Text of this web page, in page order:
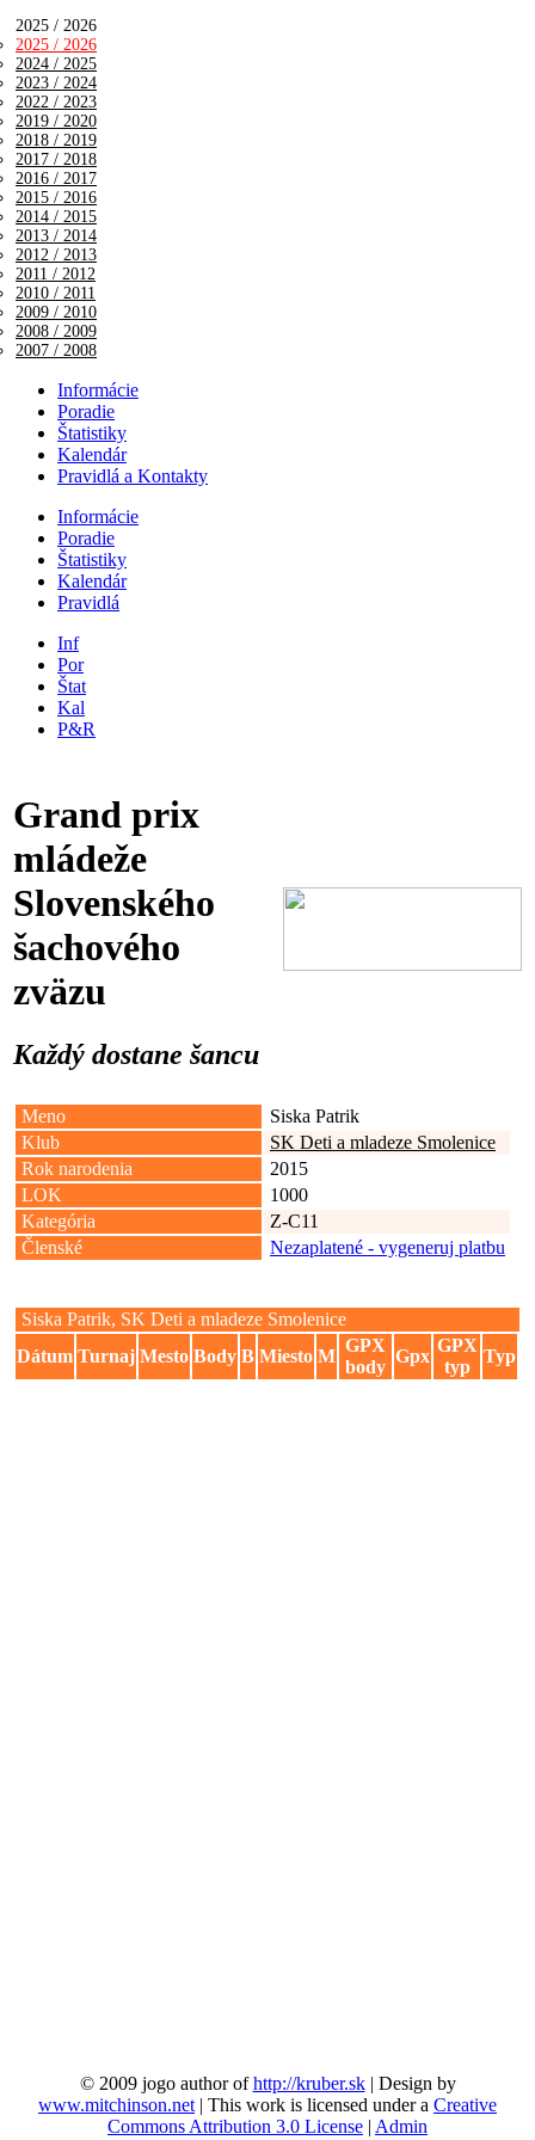
2025 / 2026
2025 / 2026
2024 / 2025
2023 / 2024
2022 / 2023
2019 / 2020
2018 / 2019
2017 / 2018
2016 / 2017
2015 / 2016
2014 / 2015
2013 / 2014
2012 / 2013
2011 / 2012
2010 / 2011
2009 / 2010
2008 / 2009
2007 / 2008
Informácie
Poradie
Štatistiky
Kalendár
Pravidlá a Kontakty
Informácie
Poradie
Štatistiky
Kalendár
Pravidlá
Inf
Por
Štat
Kal
P&R
Grand prix
mládeže
Slovenského
šachového
zväzu
Každý dostane šancu
Meno
Siska Patrik
Klub
SK Deti a mladeze Smolenice
Rok narodenia
2015
LOK
1000
Kategória
Z-C11
Členské
Nezaplatené - vygeneruj platbu
Siska Patrik, SK Deti a mladeze Smolenice
Dátum Turnaj Mesto Body B Miesto M
GPX
body
Gpx
GPX
typ
Typ
© 2009 jogo author ofhttp://kruber.sk| Design by
www.mitchinson.net | This work is licensed under a Creative
Commons Attribution 3.0 License | Admin